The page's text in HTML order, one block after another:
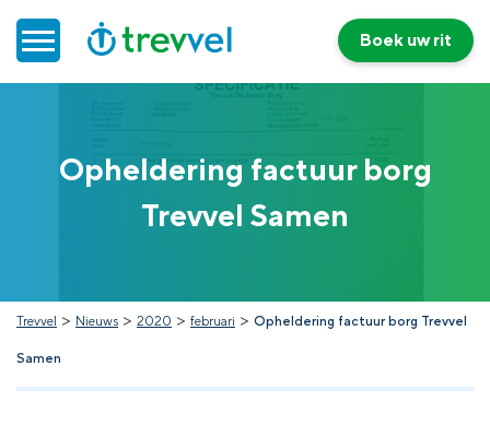
Doelgroepenvervoer
Nieuws
Contact
Boek uw rit
Opheldering factuur borg
Trevvel Samen
Trevvel > Nieuws > 2020 > februari > Opheldering factuur borg Trevvel
Samen